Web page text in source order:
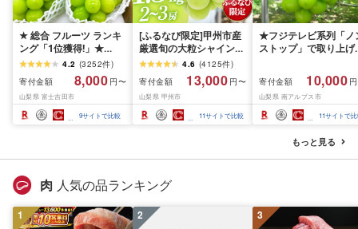
★ 総合 フルーツ ランキ
ング「1位獲得!」★
2026年発送 シャインマ
スカット 選べる容量
500g 1kg 1.5kg 2kg
3kg ふるさと納税 フル
ーツ ぶどう 果物 送料無
料 山梨県産 2026 旬 大
2026年発送 ]
4.2 (3252件)
寄付金額
8,000 円〜
山梨県 富士吉田市
9サイトで比較
[ふるなび限定]甲州市産
厳選旬の大粒シャインマ
スカット 約1.3kg 2〜3
房[2026年発送]
(MG)B12-472 FN-
Limited-VO シャインマ
スカット フルーツ
4.6 (4125件)
寄付金額
13,000 円〜
山梨県 甲州市
11サイトで比較
★フジテレビ系列「ノ
ストップ」で取り上げ
先行予約]南アルプス市
産シャインマスカット
1.2kg以上(2〜3房)ふ
さと納税 おすすめ 山
県 南アルプス市 送料
寄付金額 10,000
山梨県 南アルプス市
11サイトで
もっと見る
肉 人気の品ランキング
1 2 3